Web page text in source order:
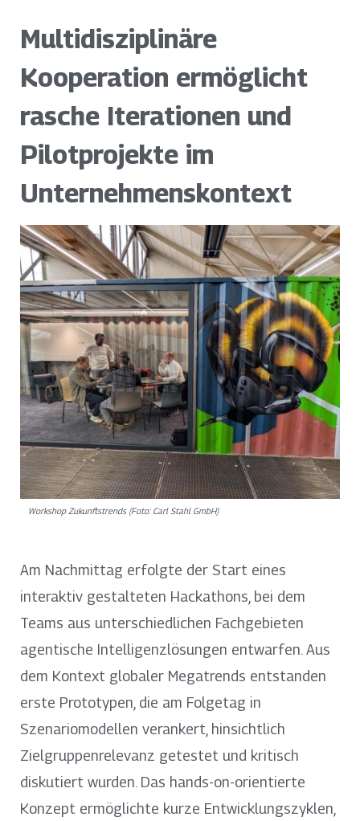
Multidisziplinäre
Kooperation ermöglicht
rasche Iterationen und
Pilotprojekte im
Unternehmenskontext
Workshop Zukunftstrends (Foto: Carl Stahl GmbH)
Am Nachmittag erfolgte der Start eines
interaktiv gestalteten Hackathons, bei dem
Teams aus unterschiedlichen Fachgebieten
agentische Intelligenzlösungen entwarfen. Aus
dem Kontext globaler Megatrends entstanden
erste Prototypen, die am Folgetag in
Szenariomodellen verankert, hinsichtlich
Zielgruppenrelevanz getestet und kritisch
diskutiert wurden. Das hands-on-orientierte
Konzept ermöglichte kurze Entwicklungszyklen,